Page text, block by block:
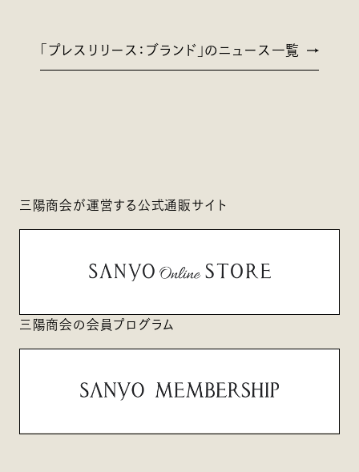
「プレスリリース：ブランド」のニュース一覧
三陽商会が運営する公式通販サイト
三陽商会の会員プログラム